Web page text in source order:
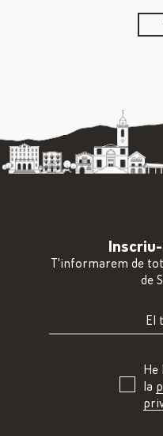
T'informarem de
de
la